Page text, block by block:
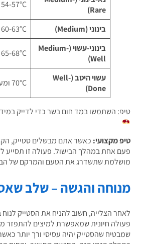
54-57°C
60-63°C
בינוני-עשוי (Medium-
65-68°C
עשוי היטב (Well-
השתמשו במד חום בשר כדי לדייק במידת
מקצועי:כאשר אתם מבשלים סטייק, הקפידו
אחת במהלך הבישול. פעולה זו תסייע לכם
שתשדרג את הטעם והמרקם של הבשר.
והגשה – שלב שאסור
חיונית שמאפשרת למיצים להתפזר מחדש
שהסטייק יהיה עסיסי ורך יותר כאשר